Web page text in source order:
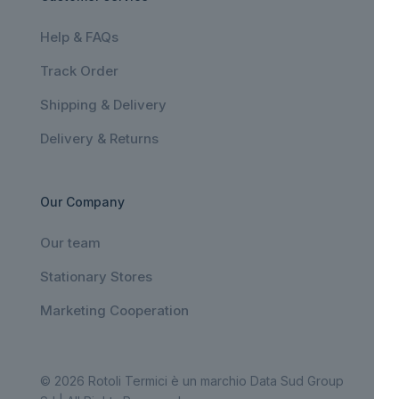
Help & FAQs
Track Order
Shipping & Delivery
Delivery & Returns
Our Company
Our team
Stationary Stores
Marketing Cooperation
© 2026 Rotoli Termici è un marchio Data Sud Group